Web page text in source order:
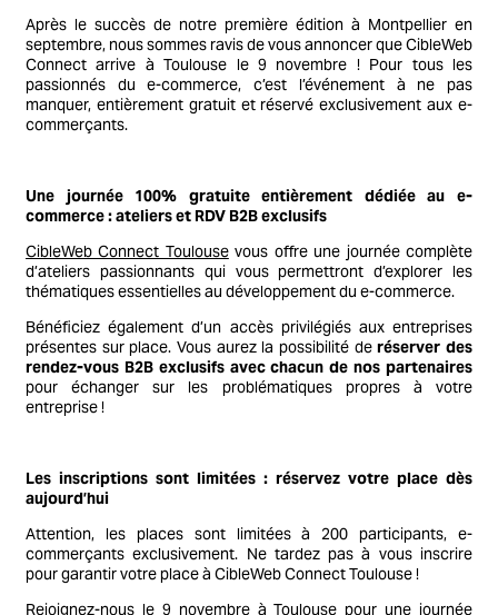
Après le succès de notre première édition à Montpellier en
septembre, nous sommes ravis de vous annoncer que CibleWeb
Connect arrive à Toulouse le 9 novembre ! Pour tous les
passionnés du e-commerce, c’est l’événement à ne pas
manquer, entièrement gratuit et réservé exclusivement aux e-
commerçants.
Une journée 100% gratuite entièrement dédiée au e-
commerce : ateliers et RDV B2B exclusifs
CibleWeb Connect Toulousevous offre une journée complète
d’ateliers passionnants qui vous permettront d’explorer les
thématiques essentielles au développement du e-commerce.
Bénéficiez également d’un accès privilégiés aux entreprises
présentes sur place. Vous aurez la possibilité deréserver des
rendez-vous B2B exclusifs avec chacun de nos partenaires
pour échanger sur les problématiques propres à votre
entreprise !
Les inscriptions sont limitées : réservez votre place dès
aujourd’hui
Attention, les places sont limitées à 200 participants, e-
commerçants exclusivement. Ne tardez pas à vous inscrire
pour garantir votre place à CibleWeb Connect Toulouse !
Rejoignez-nous le 9 novembre à Toulouse pour une journée